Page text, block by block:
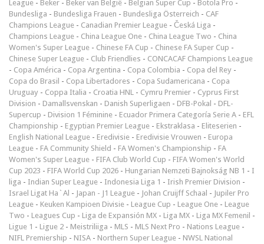
League - Beker - Beker van België - Belgian Super Cup - Botola Pro -
Bundesliga - Bundesliga Frauen - Bundesliga Österreich - CAF
Champions League - Canadian Premier League - Česká Liga -
Champions League - China League One - China League Two - China
Women's Super League - Chinese FA Cup - Chinese FA Super Cup -
Chinese Super League - Club Friendlies - CONCACAF Champions League
- Copa América - Copa Argentina - Copa Colombia - Copa del Rey -
Copa do Brasil - Copa Libertadores - Copa Sudamericana - Copa
Uruguay - Coppa Italia - Croatia HNL - Cymru Premier - Cyprus First
Division - Damallsvenskan - Danish Superligaen - DFB-Pokal - DFL-
Supercup - Division 1 Féminine - Ecuador Primera Categoría Serie A - EFL
Championship - Egyptian Premier League - Ekstraklasa - Eliteserien -
English National League - Eredivisie - Eredivisie Vrouwen - Europa
League - FA Community Shield - FA Women's Championship - FA
Women's Super League - FIFA Club World Cup - FIFA Women's World
Cup 2023 - FIFA World Cup 2026 - Hungarian Nemzeti Bajnokság NB 1 - I
liga - Indian Super League - Indonesia Liga 1 - Irish Premier Division -
Israel Ligat Ha`Al - Japan - J1 League - Johan Cruijff Schaal - Jupiler Pro
League - Keuken Kampioen Divisie - League Cup - League One - League
Two - Leagues Cup - Liga de Expansión MX - Liga MX - Liga MX Femenil -
Ligue 1 - Ligue 2 - Meistriliiga - MLS - MLS Next Pro - Nations League -
NIFL Premiership - NISA - Northern Super League - NWSL National